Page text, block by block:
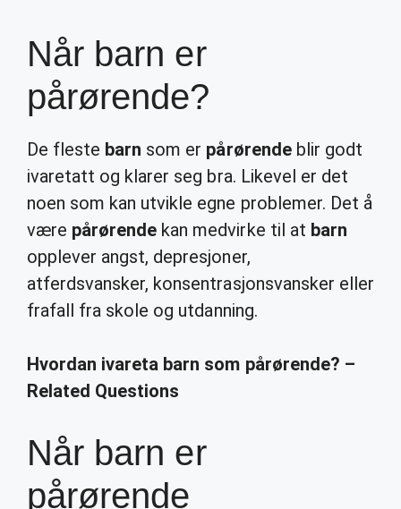
Når barn er
pårørende?
De fleste barn som er pårørendeblir godt
ivaretatt og klarer seg bra. Likevel er det
noen som kan utvikle egne problemer. Det å
være pårørende kan medvirke til at barn
opplever angst, depresjoner,
atferdsvansker, konsentrasjonsvansker eller
frafall fra skole og utdanning.
Hvordan ivareta barn som pårørende? –
Related Questions
Når barn er
pårørende